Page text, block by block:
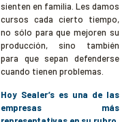
sienten en familia. Les damos
cursos cada cierto tiempo,
no sólo para que mejoren su
producción, sino también
para que sepan defenderse
cuando tienen problemas.
Hoy Sealer’s es una de las
empresas más